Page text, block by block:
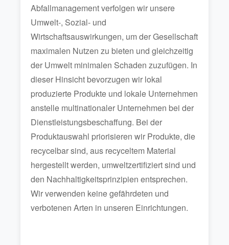
Abfallmanagement verfolgen wir unsere
Umwelt-, Sozial- und
Wirtschaftsauswirkungen, um der Gesellschaft
maximalen Nutzen zu bieten und gleichzeitig
der Umwelt minimalen Schaden zuzufügen. In
dieser Hinsicht bevorzugen wir lokal
produzierte Produkte und lokale Unternehmen
anstelle multinationaler Unternehmen bei der
Dienstleistungsbeschaffung. Bei der
Produktauswahl priorisieren wir Produkte, die
recycelbar sind, aus recyceltem Material
hergestellt werden, umweltzertifiziert sind und
den Nachhaltigkeitsprinzipien entsprechen.
Wir verwenden keine gefährdeten und
verbotenen Arten in unseren Einrichtungen.